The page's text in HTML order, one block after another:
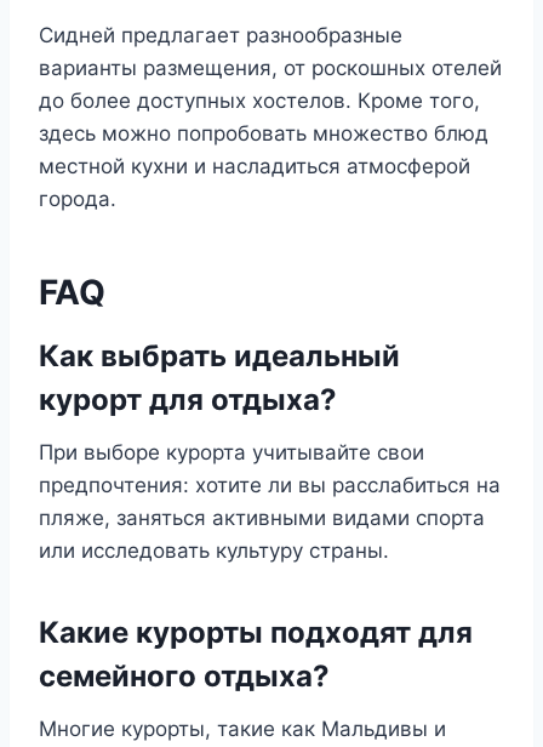
Сидней предлагает разнообразные
варианты размещения, от роскошных отелей
до более доступных хостелов. Кроме того,
здесь можно попробовать множество блюд
местной кухни и насладиться атмосферой
города.
FAQ
Как выбрать идеальный
курорт для отдыха?
При выборе курорта учитывайте свои
предпочтения: хотите ли вы расслабиться на
пляже, заняться активными видами спорта
или исследовать культуру страны.
Какие курорты подходят для
семейного отдыха?
Многие курорты, такие как Мальдивы и